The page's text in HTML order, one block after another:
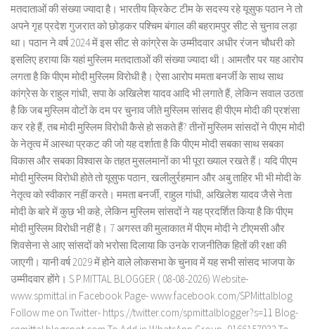
मतदाताओं की संख्या ज्यादा है। भारतीय क्रिकेट टीम के सदस्य रहे यूसुफ पठान ने तो
अपने गृह प्रदेश गुजरात को छोड़कर पश्चिम बंगाल की बहरामपुर सीट से चुनाव लड़ा
था। पठान ने वर्ष 2024 में इस सीट से कांग्रेस के उम्मीदवार अधीर रंजन चौधरी को
इसलिए हराया कि यहां मुस्लिम मतदाताओं की संख्या ज्यादा थी। आमतौर पर यह आरोप
लगता है कि पीएम मोदी मुस्लिम विरोधी है। ऐसा आरोप ममता बनर्जी के साथ साथ
कांग्रेस के राहुल गांधी, सपा के अखिलेश यादव आदि भी लगाते हैं, लेकिन सवाल उठता
है कि जब मुस्लिम वोटों के दम पर चुनाव जीते मुस्लिम सांसद ही पीएम मोदी की प्रशंसा
कर रहे हैं, तब मोदी मुस्लिम विरोधी कैसे हो सकते हैं? तीनों मुस्लिम सांसदों ने पीएम मोदी
के नेतृत्व में आस्था प्रकट की जो यह दर्शाता है कि पीएम मोदी सबका साथ सबका
विकास और सबका विश्वास के तहत मुसलमानों का भी पूरा ख्याल रखते हैं। यदि पीएम
मोदी मुस्लिम विरोधी होते तो यूसुफ पठान, खलीलुर्रहमान और अबु ताहिर भी भी मोदी के
नेतृत्व को स्वीकार नहीं करते। ममता बनर्जी, राहुल गांधी, अखिलेश यादव जैसे नेता
मोदी के बारे में कुछ भी कहे, लेकिन मुस्लिम सांसदों ने यह प्रदर्शित किया है कि पीएम
मोदी मुस्लिम विरोधी नहीं है। 7 अगस्त की मुलाकात में पीएम मोदी ने टीएमसी और
शिवसेना से आए सांसदों को भरोसा दिलाया कि उनके राजनीतिक हितों की रक्षा की
जाएगी। यानी वर्ष 2029 में होने वाले लोकसभा के चुनाव में यह सभी सांसद भाजपा के
उम्मीदवार होंगे। S.P.MITTAL BLOGGER ( 08-08-2026) Website-
www.spmittal.in Facebook Page- www.facebook.com/SPMittalblog
Follow me on Twitter- https://twitter.com/spmittalblogger?s=11 Blog-